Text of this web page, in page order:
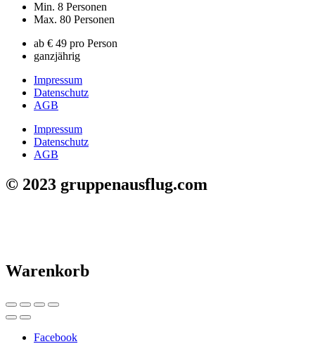
Min. 8 Personen
Max. 80 Personen
ab € 49 pro Person
ganzjährig
Impressum
Datenschutz
AGB
Impressum
Datenschutz
AGB
© 2023 gruppenausflug.com
Warenkorb
Facebook